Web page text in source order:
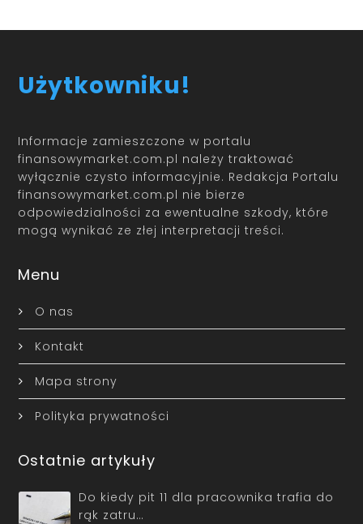
Użytkowniku!
Informacje zamieszczone w portalu
finansowymarket.com.pl należy traktować
wyłącznie czysto informacyjnie. Redakcja Portalu
finansowymarket.com.pl nie bierze
odpowiedzialności za ewentualne szkody, które
mogą wynikać ze złej interpretacji treści.
Menu
O nas
Kontakt
Mapa strony
Polityka prywatności
Ostatnie artykuły
Do kiedy pit 11 dla pracownika trafia do
rąk zatru…